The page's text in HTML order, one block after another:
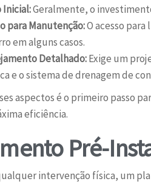
Inicial:Geralmente, o
para Manutenção:O acesso
em alguns casos.
Detalhado:Exige um
e o sistema de drenagem de
aspectos é o primeiro passo
eficiência.
Pré-
intervenção física, um